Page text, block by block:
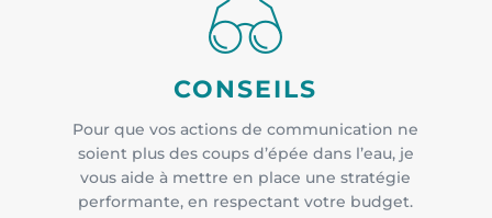
CONSEILS
Pour que vos actions de communication ne
soient plus des coups d’épée dans l’eau, je
vous aide à mettre en place une stratégie
performante, en respectant votre budget.